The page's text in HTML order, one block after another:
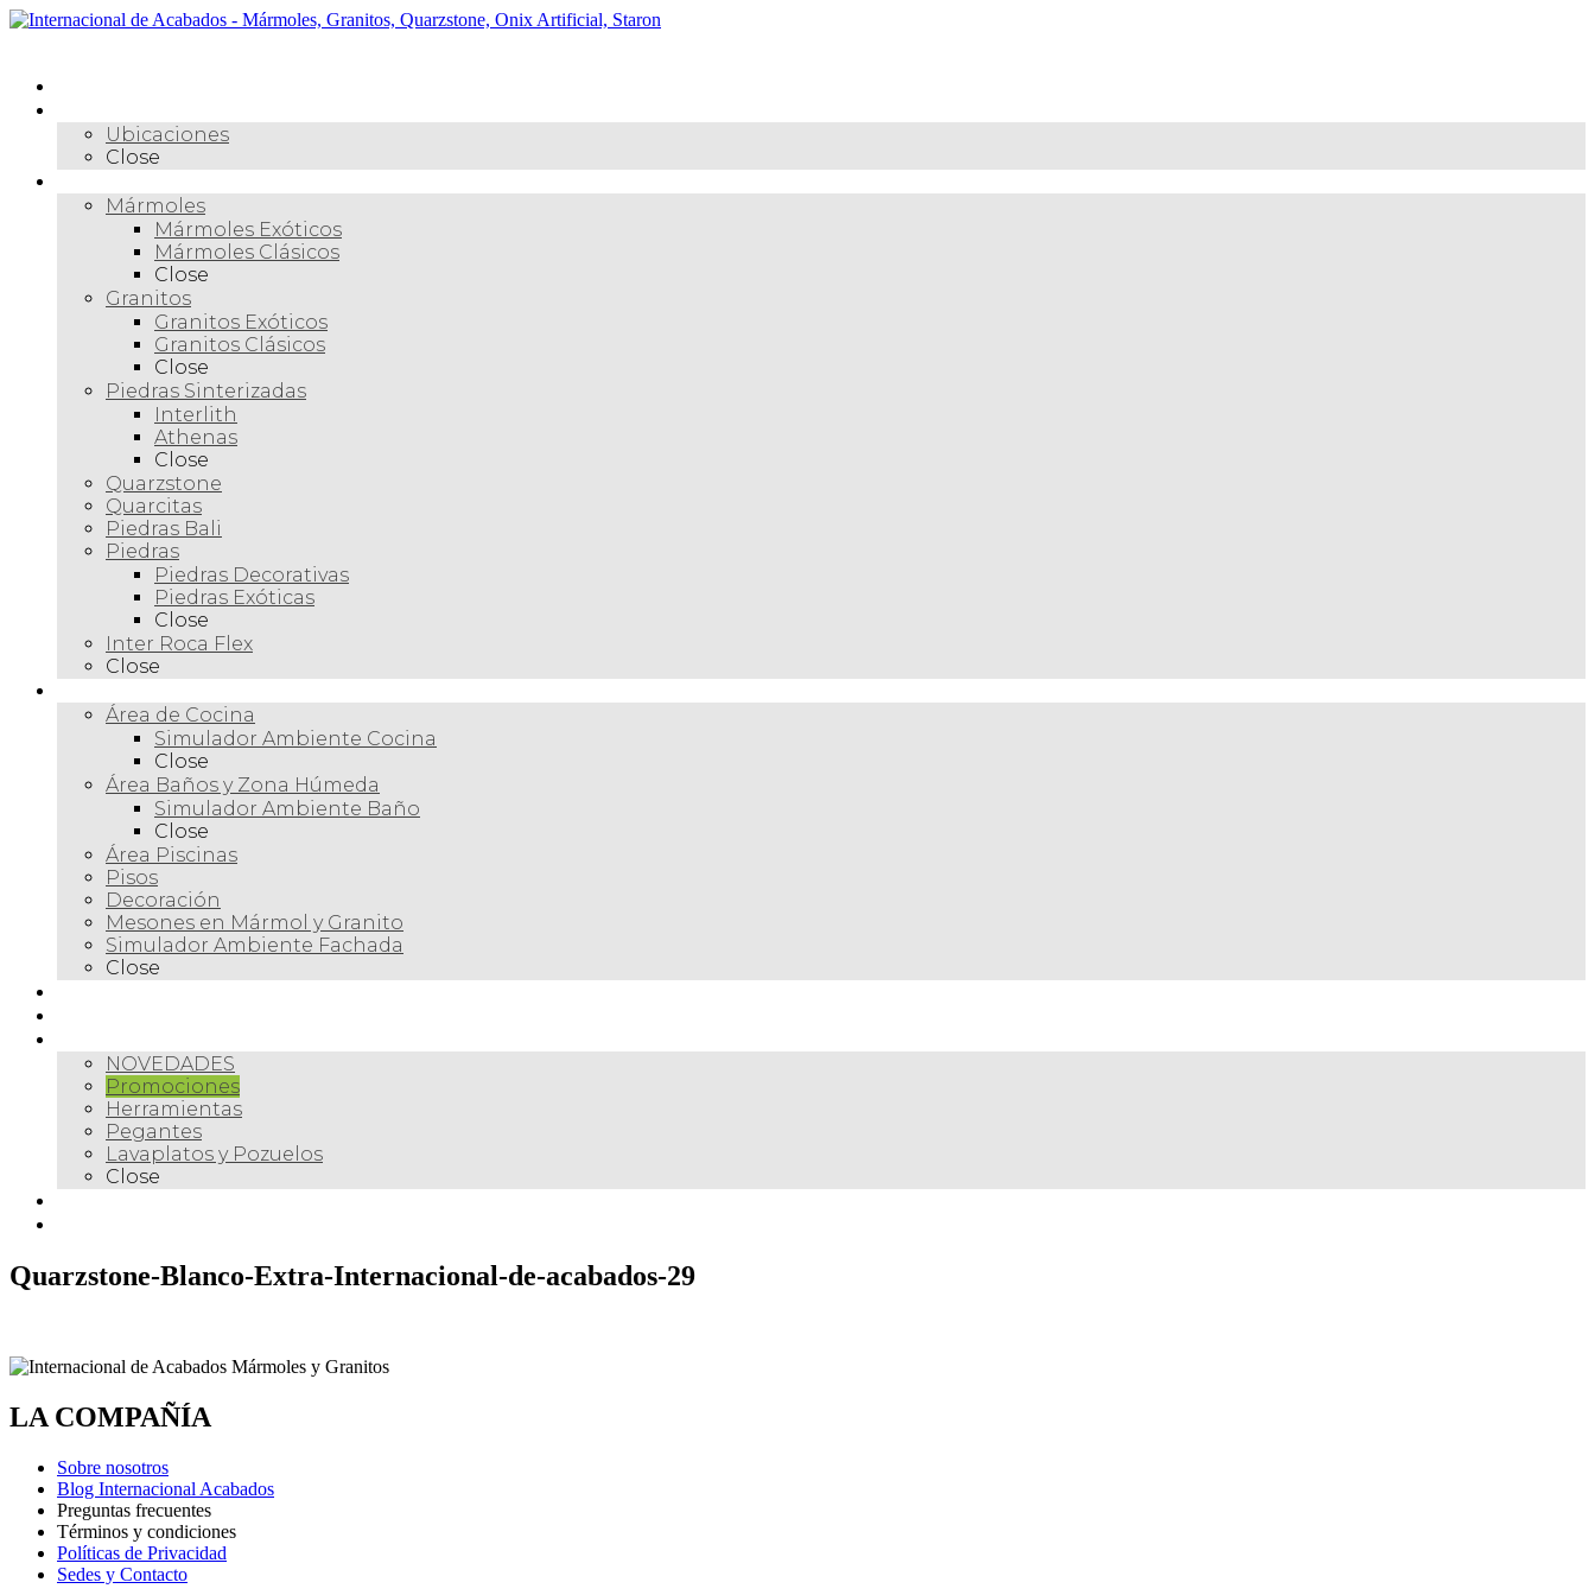
Skip
Ubicaciones
Close
Mármoles
Mármoles Exóticos
Mármoles Clásicos
Close
Granitos
Granitos Exóticos
Granitos Clásicos
Close
Piedras Sinterizadas
Interlith
Athenas
Close
Quarzstone
Quarcitas
Piedras Bali
Piedras
Piedras Decorativas
Piedras Exóticas
Close
Inter Roca Flex
Close
Área de Cocina
Simulador Ambiente Cocina
Close
Área Baños y Zona Húmeda
Simulador Ambiente Baño
Close
Área Piscinas
Pisos
Decoración
Mesones en Mármol y Granito
Simulador Ambiente Fachada
Close
NOVEDADES
Promociones
Herramientas
Pegantes
Lavaplatos y Pozuelos
Close
Quarzstone-Blanco-Extra-Internacional-de-acabados-29
LA COMPAÑÍA
Sobre nosotros
Blog Internacional Acabados
Preguntas frecuentes
Términos y condiciones
Políticas de Privacidad
Sedes y Contacto